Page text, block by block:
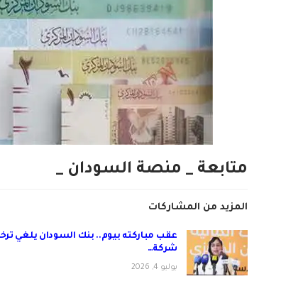
متابعة _ منصة السودان _
المزيد من المشاركات
عقب مباركته بيوم.. بنك السودان يلغي
شركة…
يوليو 4, 2026